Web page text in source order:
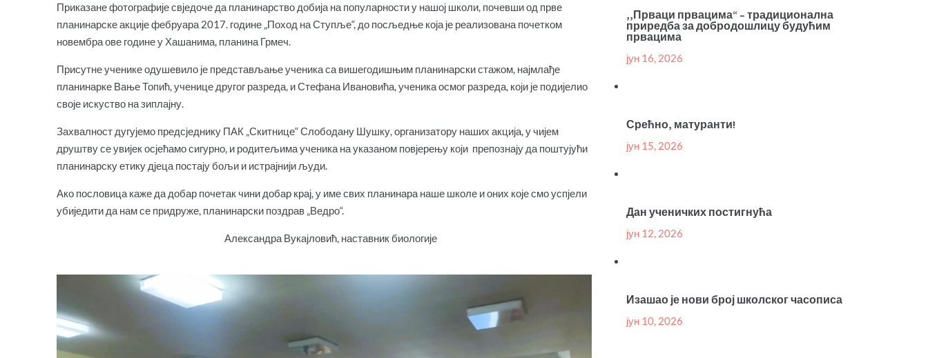
Приказане фотографије свједоче да планинарство добија на популарности у нашој школи, почевши од прве
планинарске акције фебруара 2017. године „Поход на Ступље“, до посљедње која је реализована почетком
новембра ове године у Хашанима, планина Грмеч.
Присутне ученике одушевило је представљање ученика са вишегодишњим планинарски стажом, најмлађе
планинарке Вање Топић, ученице другог разреда, и Стефана Ивановића, ученика осмог разреда, који је подијелио
своје искуство на зиплајну.
Захвалност дугујемо предсједнику ПАК „Скитнице“ Слободану Шушку, организатору наших акција, у чијем
друштву се увијек осјећамо сигурно, и родитељима ученика на указаном повјерењу који препознају да поштујући
планинарску етику дјеца постају бољи и истрајнији људи.
Ако пословица каже да добар почетак чини добар крај, у име свих планинара наше школе и оних које смо успјели
убиједити да нам се придруже, планинарски поздрав „Ведро“.
Александра Вукајловић, наставник биологије
,,Прваци првацима“ – традиционална
приредба за добродошлицу будућим
првацима
јун 16, 2026
Срећно, матуранти!
јун 15, 2026
Дан ученичких постигнућа
јун 12, 2026
Изашао је нови број школског часописа
јун 10, 2026